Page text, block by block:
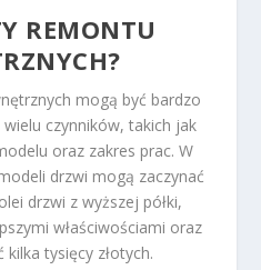
REMONTU
mogą być bardzo
czynników, takich jak
oraz zakres prac. W
drzwi mogą zaczynać
drzwi z wyższej półki,
właściwościami oraz
tysięcy złotych.